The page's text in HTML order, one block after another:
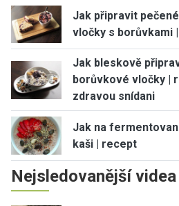
Jak připravit
vločky s borůvkami
Jak bleskově
borůvkové vločky |
zdravou snídani
Jak na
kaši | recept
Nejsledovanější videa